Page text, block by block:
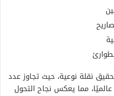
نقلة نوعية، حيث تجاوز عدد
عالميًا، مما يعكس نجاح التحول